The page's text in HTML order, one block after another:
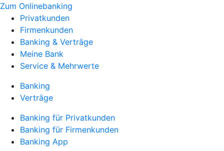
Zum Onlinebanking
Privatkunden
Firmenkunden
Banking & Verträge
Meine Bank
Service & Mehrwerte
Banking
Verträge
Banking für Privatkunden
Banking für Firmenkunden
Banking App